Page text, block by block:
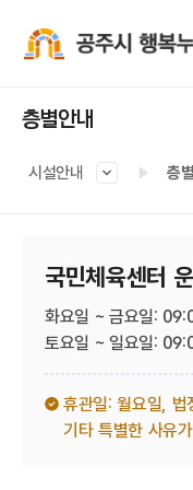
층별안내
시설안내 층
국민체육센터
화요일 ~ 금요일:
토요일 ~ 일요일:
휴관일: 월요일, 법
기타 특별한 사유